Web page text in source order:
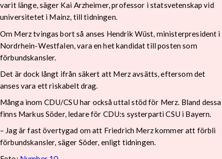
varit länge, säger Kai Arzheimer, professor i statsvetenskap vid
universitetet i Mainz, till tidningen.
Om Merz tvingas bort så anses Hendrik Wüst, ministerpresident i
Nordrhein-Westfalen, vara en het kandidat till posten som
förbundskansler.
Det är dock långt ifrån säkert att Merz avsätts, eftersom det
anses vara ett riskabelt drag.
Många inom CDU/CSU har också uttal stöd för Merz. Bland dessa
finns Markus Söder, ledare för CDU:s systerparti CSU i Bayern.
– Jag är fast övertygad om att Friedrich Merz kommer att förbli
förbundskansler, säger Söder, enligt tidningen.